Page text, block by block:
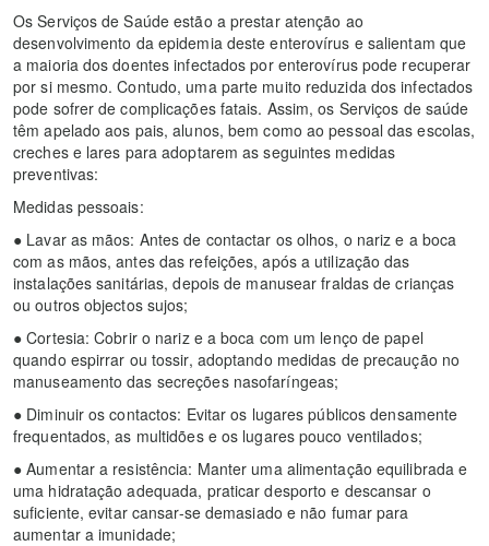
Os Serviços de Saúde estão a prestar atenção ao
desenvolvimento da epidemia deste enterovírus e salientam que
a maioria dos doentes infectados por enterovírus pode recuperar
por si mesmo. Contudo, uma parte muito reduzida dos infectados
pode sofrer de complicações fatais. Assim, os Serviços de saúde
têm apelado aos pais, alunos, bem como ao pessoal das escolas,
creches e lares para adoptarem as seguintes medidas
preventivas:
Medidas pessoais:
● Lavar as mãos: Antes de contactar os olhos, o nariz e a boca
com as mãos, antes das refeições, após a utilização das
instalações sanitárias, depois de manusear fraldas de crianças
ou outros objectos sujos;
● Cortesia: Cobrir o nariz e a boca com um lenço de papel
quando espirrar ou tossir, adoptando medidas de precaução no
manuseamento das secreções nasofaríngeas;
● Diminuir os contactos: Evitar os lugares públicos densamente
frequentados, as multidões e os lugares pouco ventilados;
● Aumentar a resistência: Manter uma alimentação equilibrada e
uma hidratação adequada, praticar desporto e descansar o
suficiente, evitar cansar-se demasiado e não fumar para
aumentar a imunidade;